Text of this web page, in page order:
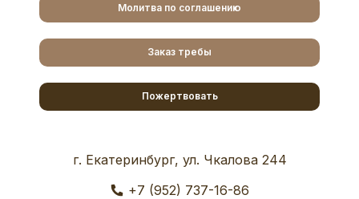
Молитва по соглашению
Заказ требы
Пожертвовать
г. Екатеринбург, ул. Чкалова 244
+7 (952) 737-16-86